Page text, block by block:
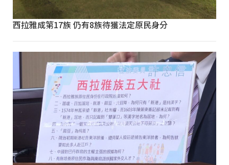
西拉雅成第17族 仍有8族待獲法定原民身分